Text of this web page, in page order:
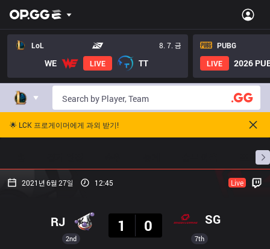
LoL 8. 7. 금
WE LIVE TT
PUBG
LIVE
2026
🌟 LCK 프로게이머에게 과외 받기!
프로빌
2021년 6월 27일 12:45 Live
2nd
RJ
1
0 SG
7th